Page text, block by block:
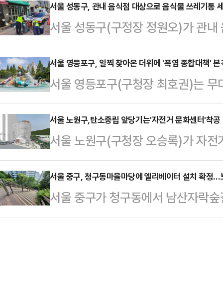
어려운 창업 환경 속에서도 '관악S
어지고 있다. 관악구는 창업기업에
사업화, 글로벌 진출까지 전 주기
S밸리 오픈이노베이션'을 통해 창
굴·육성하고, 자본과 기술 역량을
창업 생태계…
서울 성동구, 관내 음식점 대상으로 음식물 쓰레기통
서울 성동구(구정장 정원오)가 관
용기 세척사업'을 시행한다고 12일
레기 수거용기 세척사업'을 추진하
패로 인한 악취, 해충 발생이 증가
한다.관내 주요 상권, 전통시장 등
배출되는 일반식당 약 2800개 업
음식점, 제과점, 편의점, 반찬가게
되는 곳은…
서울 영등포구, 일찍 찾아온 더위에 '폭염 종합대책' 본
서울 영등포구(구청장 최호권)는
민 보호를 위한 '폭염 종합대책'을
르면 지난해 폭염특보가 57일 발효
이 예상된다.이번 대책은 5월19일
예년보다 앞당겨 추진됐다. 특히 어
안전을 지키는 데 초점을 맞췄다.폭
난도우미'는 취약계층에게 특보 사
다. 28명의 방문…
서울 노원구,탄소중립 앞당기는'자전거 문화센터'착공
서울 노원구(구청장 오승록)가 자
화센터'를 착공한다고 12일 밝혔다
공과 체험 기회 제공을 통해 구민들
를 확산하기 위해서다.자전거문화
504-8번지 310㎡ 부지에 건립된
서울 중구, 청구동마을마당에 엘리베이터 설치 확정
서울 중구가 청구동에서 남산자락
들의 오랜 숙원 사업인 엘리베이터